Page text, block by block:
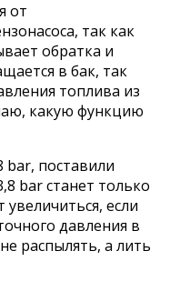
от
так как
обратка и
в бак, так
топлива из
какую функцию
bar, поставили
bar станет только
если
давления в
распылять, а лить